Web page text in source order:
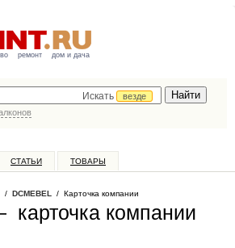
ремонт дом и дача
Искать
везде
СТАТЬИ ТОВАРЫ
/ DCMEBEL / Карточка компании
компании